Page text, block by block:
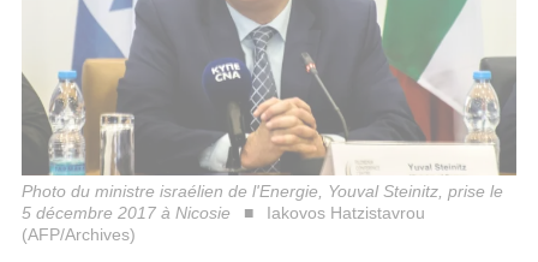
Photo du ministre israélien de l'Energie, Youval Steinitz, prise le
5 décembre 2017 à Nicosie
Iakovos Hatzistavrou
(AFP/Archives)